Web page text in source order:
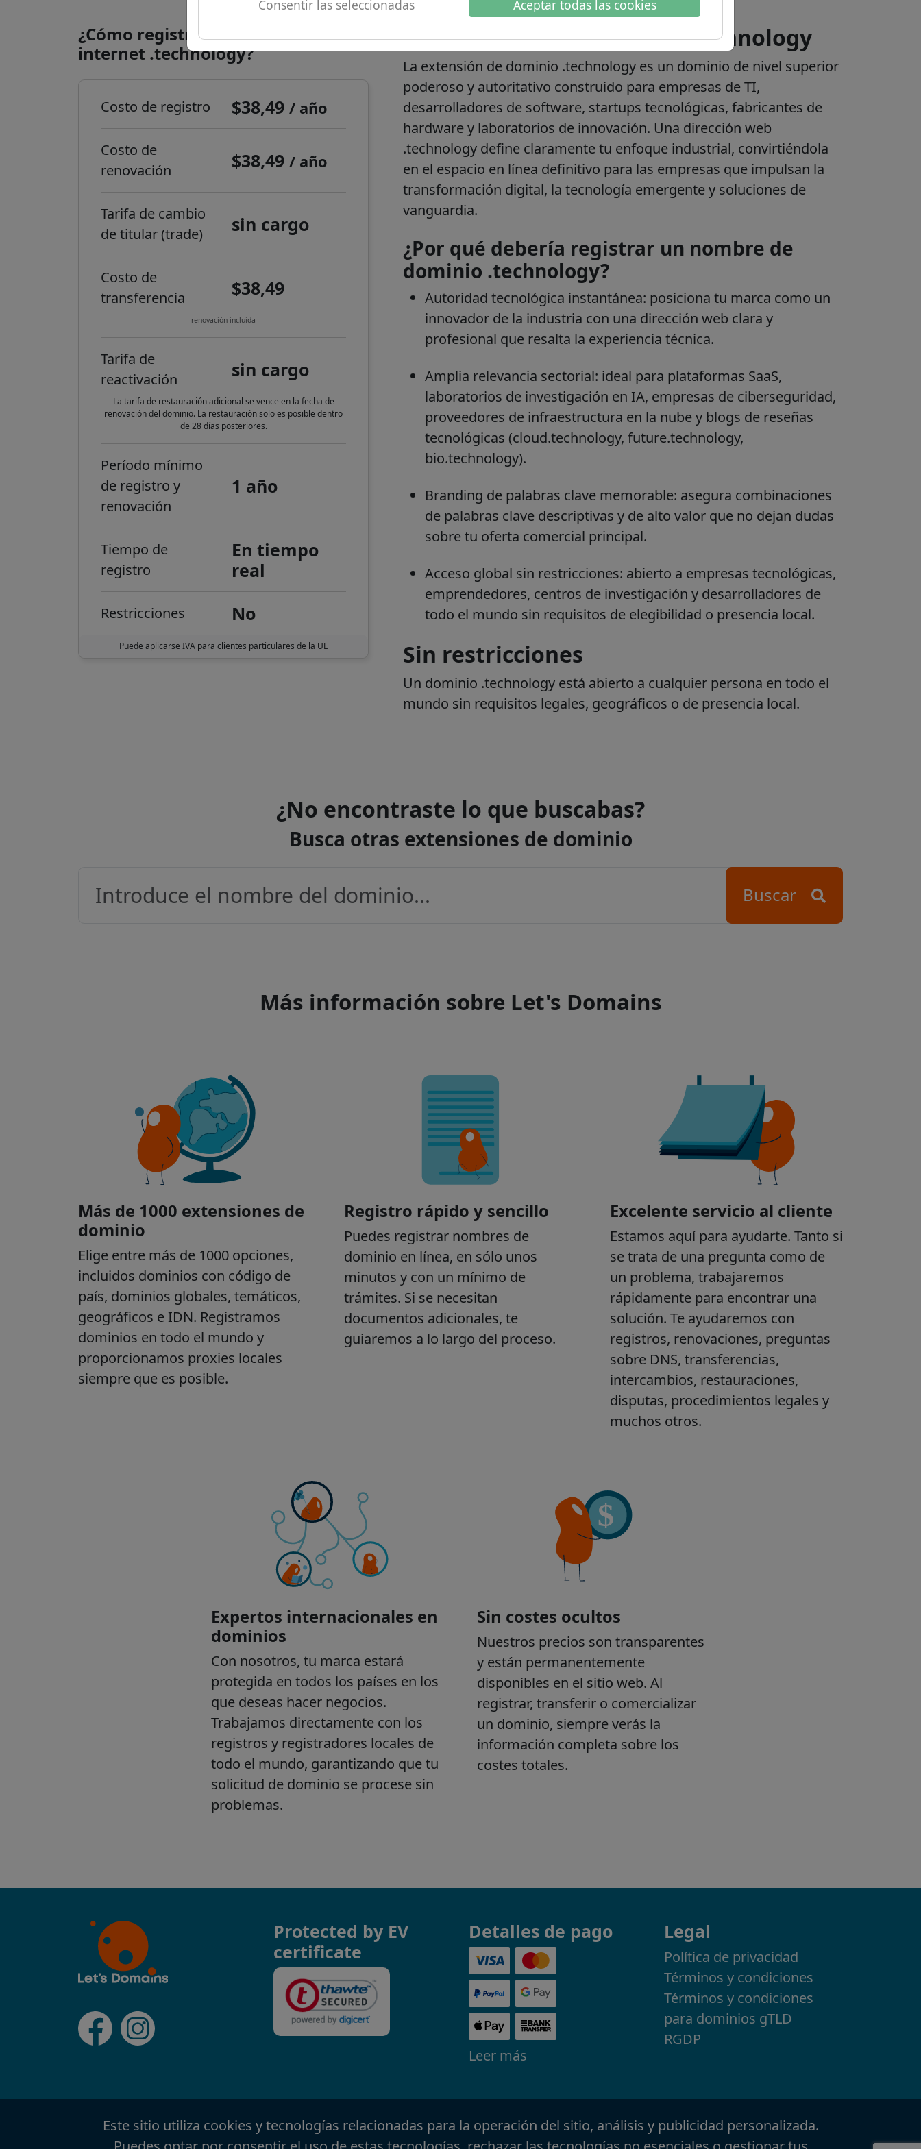
Consentir las seleccionadas Aceptar todas las cookies
¿Cómo registrar un dominio de
internet .technology?
Costo de registro $38,49/ año
Costo de
renovación
$38,49/ año
Tarifa de cambio
de titular (trade)
sin cargo
Costo de
transferencia
$38,49
renovación incluida
Tarifa de
reactivación
sin cargo
La tarifa de restauración adicional se vence en la fecha de
renovación del dominio. La restauración solo es posible dentro
de 28 días posteriores.
Período mínimo
de registro y
renovación
1 año
Tiempo de
registro
En tiempo
real
Restricciones No
Puede aplicarse IVA para clientes particulares de la UE
.información del dominio .technology
La extensión de dominio .technology es un dominio de nivel superior
poderoso y autoritativo construido para empresas de TI,
desarrolladores de software, startups tecnológicas, fabricantes de
hardware y laboratorios de innovación. Una dirección web
.technology define claramente tu enfoque industrial, convirtiéndola
en el espacio en línea definitivo para las empresas que impulsan la
transformación digital, la tecnología emergente y soluciones de
vanguardia.
¿Por qué debería registrar un nombre de
dominio .technology?
Autoridad tecnológica instantánea: posiciona tu marca como un
innovador de la industria con una dirección web clara y
profesional que resalta la experiencia técnica.
Amplia relevancia sectorial: ideal para plataformas SaaS,
laboratorios de investigación en IA, empresas de ciberseguridad,
proveedores de infraestructura en la nube y blogs de reseñas
tecnológicas (cloud.technology, future.technology,
bio.technology).
Branding de palabras clave memorable: asegura combinaciones
de palabras clave descriptivas y de alto valor que no dejan dudas
sobre tu oferta comercial principal.
Acceso global sin restricciones: abierto a empresas tecnológicas,
emprendedores, centros de investigación y desarrolladores de
todo el mundo sin requisitos de elegibilidad o presencia local.
Sin restricciones
Un dominio .technology está abierto a cualquier persona en todo el
mundo sin requisitos legales, geográficos o de presencia local.
¿No encontraste lo que buscabas?
Busca otras extensiones de dominio
Buscar
Protected by EV
certificate
Detalles de pago
Leer más
Legal
Política de privacidad
Términos y condiciones
Términos y condiciones
para dominios gTLD
RGDP
Este sitio utiliza cookies y tecnologías relacionadas para la operación del sitio, análisis y publicidad personalizada.